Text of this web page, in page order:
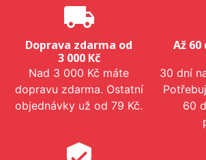
local_shipping
Doprava zdarma od
3 000 Kč
Nad 3 000 Kč máte
dopravu zdarma. Ostatní
objednávky už od 79 Kč.
Až
30 dní
60